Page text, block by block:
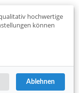
hochwertige
können
Ablehnen